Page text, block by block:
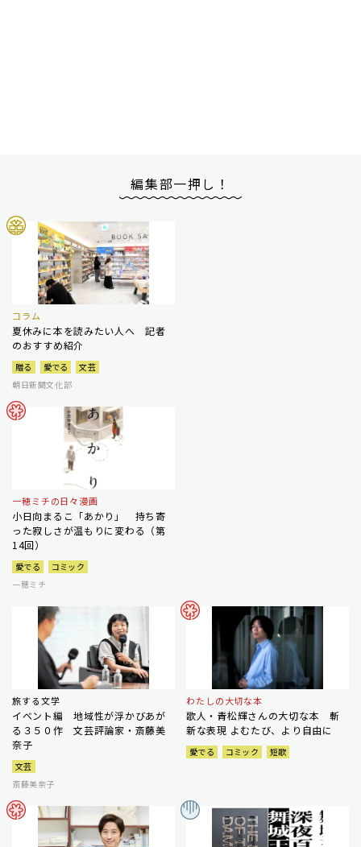
編集部一押し！
コラム
夏休みに本を読みたい人へ 記者
のおすすめ紹介
贈る 愛でる
文芸
朝日新聞文化部
一穂ミチの日々漫画
小日向まるこ「あかり」 持ち寄
った寂しさが温もりに変わる（第
14回）
愛でる
コミック
一穂ミチ
旅する文学
イベント編 地域性が浮かびあが
る３５０作 文芸評論家・斎藤美
奈子
文芸
斎藤美奈子
わたしの大切な本
歌人・青松輝さんの大切な本 斬
新な表現 よむたび、より自由に
愛でる コミック 短歌